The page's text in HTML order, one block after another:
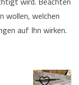
wollen, welchen
auf Ihn wirken.